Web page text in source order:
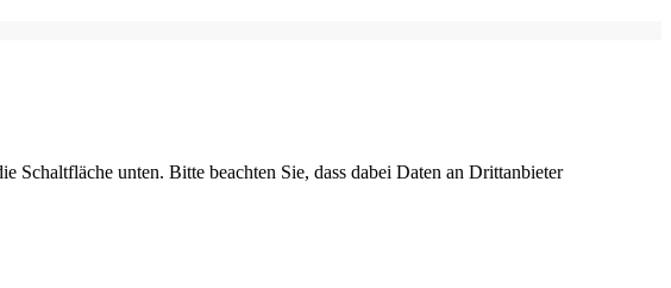
Schaltfläche unten. Bitte beachten Sie, dass dabei Daten an Drittanbieter